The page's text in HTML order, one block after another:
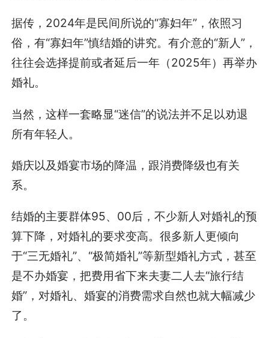
据传，2024年是民间所说的“寡妇年”，依照习
俗，有“寡妇年”慎结婚的讲究。有介意的“新人”，
往往会选择提前或者延后一年（2025年）再举办
婚礼。
当然，这样一套略显“迷信”的说法并不足以劝退
所有年轻人。
婚庆以及婚宴市场的降温，跟消费降级也有关
系。
结婚的主要群体95、00后，不少新人对婚礼的预
算下降，对婚礼的要求变高。很多新人更倾向
于“三无婚礼”、“极简婚礼”等新型婚礼方式，甚至
是不办婚宴，把费用省下来夫妻二人去“旅行结
婚”，对婚礼、婚宴的消费需求自然也就大幅减少
了。